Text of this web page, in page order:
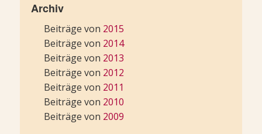
Archiv
Beiträge von 2015
Beiträge von 2014
Beiträge von 2013
Beiträge von 2012
Beiträge von 2011
Beiträge von 2010
Beiträge von 2009